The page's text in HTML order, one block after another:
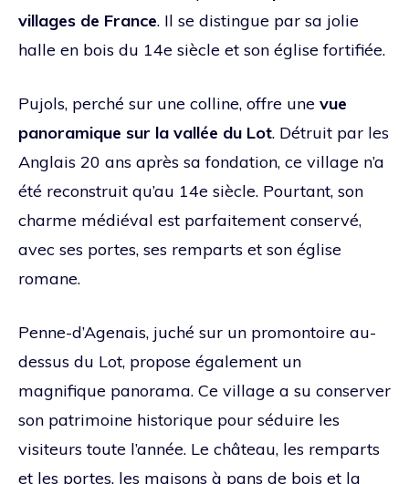
villages de France. Il se distingue par sa jolie
halle en bois du 14e siècle et son église fortifiée.
Pujols, perché sur une colline, offre une vue
panoramique sur la vallée du Lot. Détruit par les
Anglais 20 ans après sa fondation, ce village n’a
été reconstruit qu’au 14e siècle. Pourtant, son
charme médiéval est parfaitement conservé,
avec ses portes, ses remparts et son église
romane.
Penne-d’Agenais, juché sur un promontoire au-
dessus du Lot, propose également un
magnifique panorama. Ce village a su conserver
son patrimoine historique pour séduire les
visiteurs toute l’année. Le château, les remparts
et les portes, les maisons à pans de bois et la